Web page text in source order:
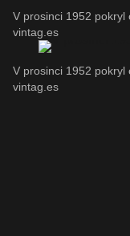
V prosinci 1952 pokryl
vintag.es
V prosinci 1952 pokryl
vintag.es